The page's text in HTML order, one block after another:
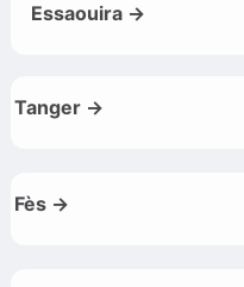
Essaouira →
Tanger →
Fès →